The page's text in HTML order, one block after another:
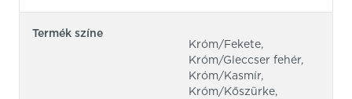
Termék színe
Króm/Fekete,
Króm/Gleccser fehér,
Króm/Kasmír,
Króm/Kőszürke,